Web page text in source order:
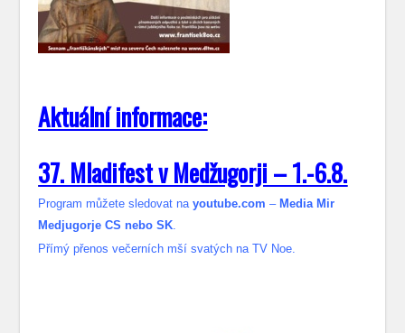
Aktuální informace:
37. Mladifest v Medžugorji – 1.-6.8.
Program můžete sledovat nayoutube.com – Media Mir
Medjugorje CS nebo SK.
Přímý přenos večerních mší svatých na TV Noe.